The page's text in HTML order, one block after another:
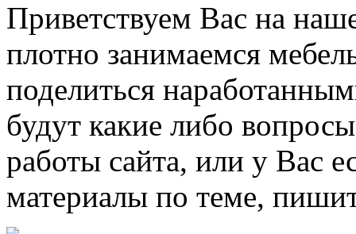
Приветствуем Вас на
плотно занимаемся
поделиться
будут какие либо
работы сайта, или у Вас
материалы по теме,